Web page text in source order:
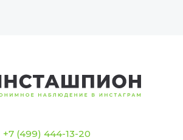
+7 (499) 444-13-20